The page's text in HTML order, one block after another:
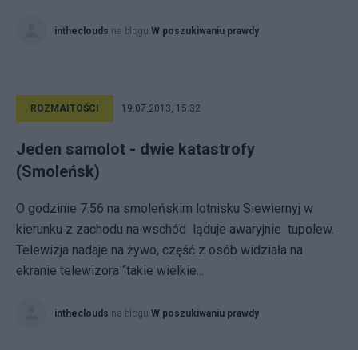
intheclouds na blogu W poszukiwaniu prawdy
ROZMAITOŚCI 19.07.2013, 15:32
Jeden samolot - dwie katastrofy
(Smoleńsk)
O godzinie 7.56 na smoleńskim lotnisku Siewiernyj w
kierunku z zachodu na wschód ląduje awaryjnie tupolew.
Telewizja nadaje na żywo, część z osób widziała na
ekranie telewizora “takie wielkie...
intheclouds na blogu W poszukiwaniu prawdy